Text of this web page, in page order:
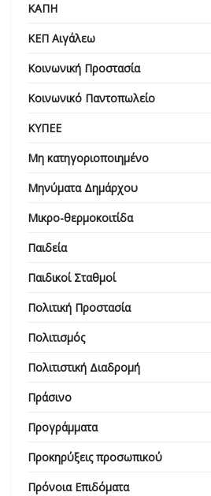
ΚΑΠΗ
ΚΕΠ Αιγάλεω
Κοινωνική Προστασία
Κοινωνικό Παντοπωλείο
ΚΥΠΕΕ
Μη κατηγοριοποιημένο
Μηνύματα Δημάρχου
Μικρο-θερμοκοιτίδα
Παιδεία
Παιδικοί Σταθμοί
Πολιτική Προστασία
Πολιτισμός
Πολιτιστική Διαδρομή
Πράσινο
Προγράμματα
Προκηρύξεις προσωπικού
Πρόνοια Επιδόματα